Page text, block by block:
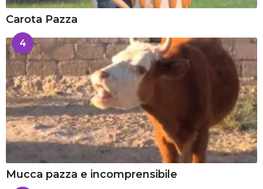
Carota Pazza
4
Mucca pazza e incomprensibile